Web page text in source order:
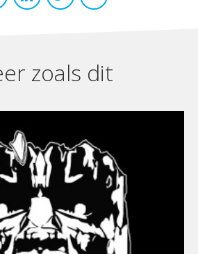
zoals dit